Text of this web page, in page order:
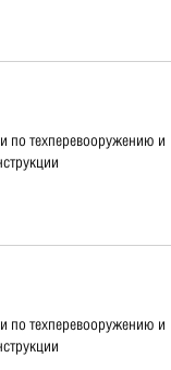
по техперевооружению и
по техперевооружению и